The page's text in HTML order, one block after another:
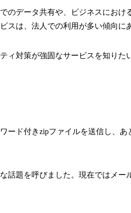
データ共有や、ビジネスにお
スは、法人での利用が多い傾向に
対策が強固なサービスを知りた
ド付きzipファイルを送信し、
話題を呼びました。現在ではメ